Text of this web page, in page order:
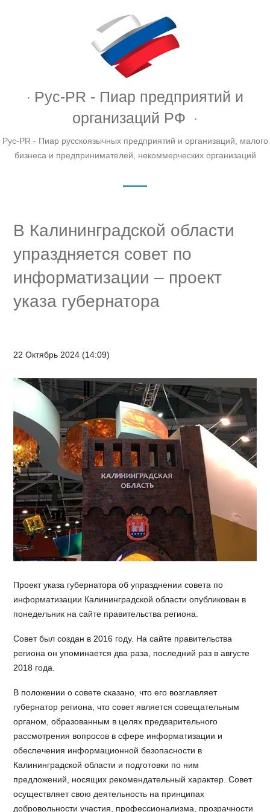
Рус-PR - Пиар предприятий и
организаций РФ
Рус-PR - Пиар русскоязычных предприятий и организаций, малого
бизнеса и предпринимателей, некоммерческих организаций
В Калининградской области
упраздняется совет по
информатизации – проект
указа губернатора
22 Октябрь 2024 (14:09)
Проект указа губернатора об упразднении совета по
информатизации Калининградской области опубликован в
понедельник на сайте правительства региона.
Совет был создан в 2016 году. На сайте правительства
региона он упоминается два раза, последний раз в августе
2018 года.
В положении о совете сказано, что его возглавляет
губернатор региона, что совет является совещательным
органом, образованным в целях предварительного
рассмотрения вопросов в сфере информатизации и
обеспечения информационной безопасности в
Калининградской области и подготовки по ним
предложений, носящих рекомендательный характер. Совет
осуществляет свою деятельность на принципах
добровольности участия, профессионализма, прозрачности